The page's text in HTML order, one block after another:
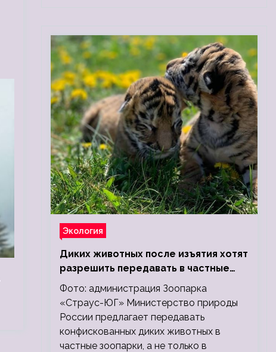
Экология
Диких животных после изъятия хотят
разрешить передавать в частные
зоопарки
Фото: администрация Зоопарка
«Страус-ЮГ» Министерство природы
России предлагает передавать
конфискованных диких животных в
частные зоопарки, а не только в